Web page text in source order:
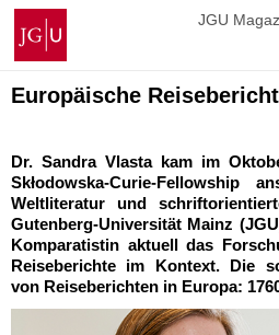
Zum
Inhalt
springen
Johannes
Gutenberg-
Universität
Mainz
JGU
Europäische
Dr. Sandra Vlasta kam im
Skłodowska-Curie-Fellowship
Weltliteratur und
Gutenberg-Universität Mainz
Komparatistin aktuell das
Reiseberichte im Kontext. Die
von Reiseberichten in Europa: